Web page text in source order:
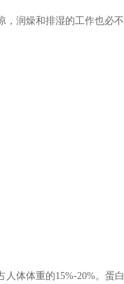
，润燥和排湿的工作也必不
人体体重的15%-20%。蛋白